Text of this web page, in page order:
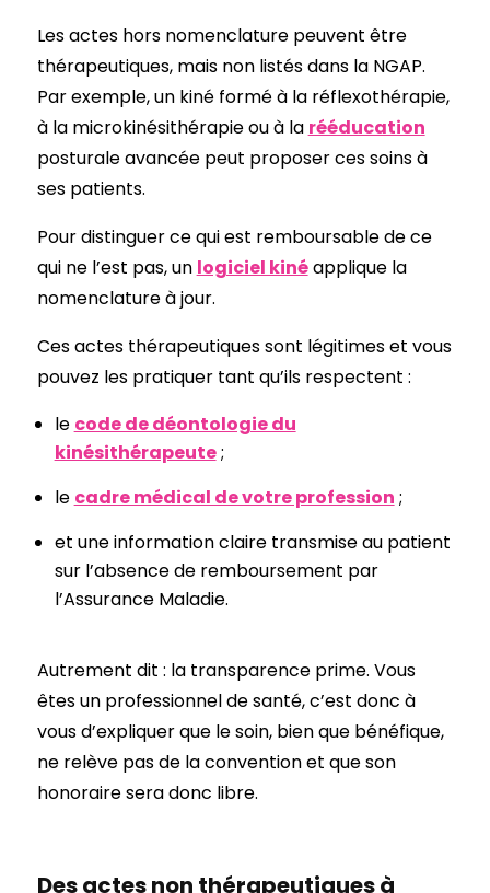
Les actes hors nomenclature peuvent être
thérapeutiques, mais non listés dans la NGAP.
Par exemple, un kiné formé à la réflexothérapie,
à la microkinésithérapie ou à la rééducation
posturale avancée peut proposer ces soins à
ses patients.
Pour distinguer ce qui est remboursable de ce
qui ne l’est pas, un logiciel kinéapplique la
nomenclature à jour.
Ces actes thérapeutiques sont légitimes et vous
pouvez les pratiquer tant qu’ils respectent :
le code de déontologie du
kinésithérapeute;
le cadre médical de votre profession ;
et une information claire transmise au patient
sur l’absence de remboursement par
l’Assurance Maladie.
Autrement dit : la transparence prime. Vous
êtes un professionnel de santé, c’est donc à
vous d’expliquer que le soin, bien que bénéfique,
ne relève pas de la convention et que son
honoraire sera donc libre.
Des actes non thérapeutiques à